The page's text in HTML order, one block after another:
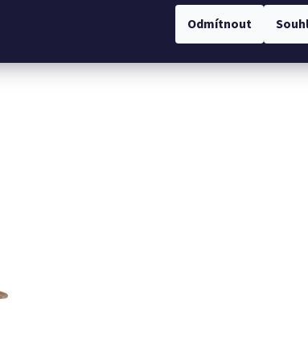
Odmítnout